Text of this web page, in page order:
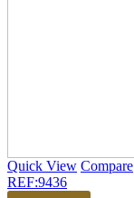
Quick View Compare
REF:9436